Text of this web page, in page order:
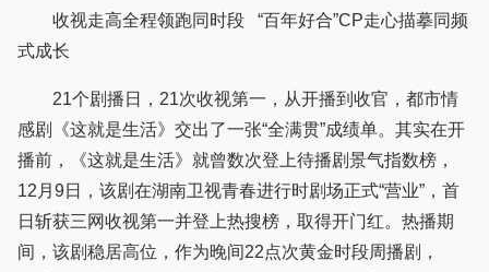
收视走高全程领跑同时段 “百年好合”CP走心描摹同频
式成长
21个剧播日，21次收视第一，从开播到收官，都市情
感剧《这就是生活》交出了一张“全满贯”成绩单。其实在开
播前，《这就是生活》就曾数次登上待播剧景气指数榜，
12月9日，该剧在湖南卫视青春进行时剧场正式“营业”，首
日斩获三网收视第一并登上热搜榜，取得开门红。热播期
间，该剧稳居高位，作为晚间22点次黄金时段周播剧，